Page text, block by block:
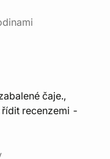
čaje.,
řídit recenzemi -